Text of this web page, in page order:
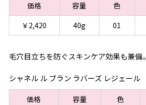
価格 容量 色
￥2,420
40g 01
毛穴目立ちを防ぐスキンケア効果も兼備。
シャネル ル ブラン ラバーズ レジェール
価格 容量 色